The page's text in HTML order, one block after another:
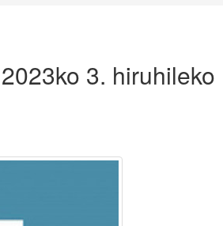
3. hiruhileko